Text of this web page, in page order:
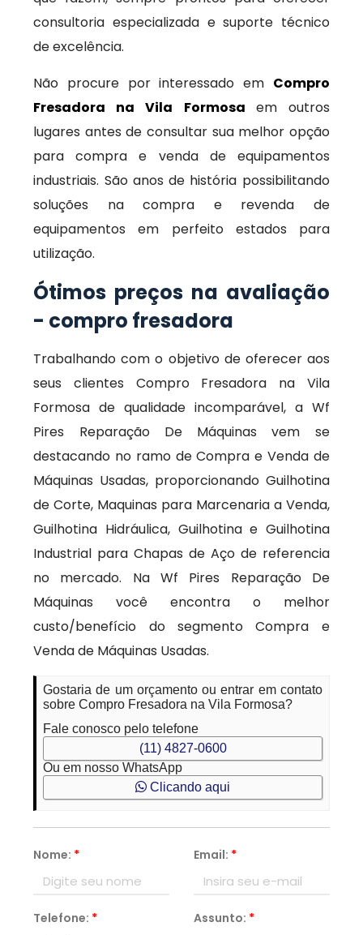
consultoria especializada e suporte técnico
de excelência.
Não procure por interessado em Compro
Fresadora na Vila Formosa em outros
lugares antes de consultar sua melhor opção
para compra e venda de equipamentos
industriais. São anos de história possibilitando
soluções na compra e revenda de
equipamentos em perfeito estados para
utilização.
Ótimos preços na avaliação
- compro fresadora
Trabalhando com o objetivo de oferecer aos
seus clientes Compro Fresadora na Vila
Formosa de qualidade incomparável, a Wf
Pires Reparação De Máquinas vem se
destacando no ramo de Compra e Venda de
Máquinas Usadas, proporcionando Guilhotina
de Corte, Maquinas para Marcenaria a Venda,
Guilhotina Hidráulica, Guilhotina e Guilhotina
Industrial para Chapas de Aço de referencia
no mercado. Na Wf Pires Reparação De
Máquinas você encontra o melhor
custo/benefício do segmento Compra e
Venda de Máquinas Usadas.
Gostaria de um orçamento ou entrar em contato
sobre Compro Fresadora na Vila Formosa?
Fale conosco pelo telefone
(11) 4827-0600
Ou em nosso WhatsApp
Clicando aqui
Nome: * Email: *
Telefone: * Assunto: *